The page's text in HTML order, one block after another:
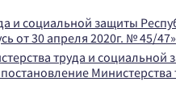
и социальной защиты
от 30 апреля 2020г. № 45/47»
труда и социальной